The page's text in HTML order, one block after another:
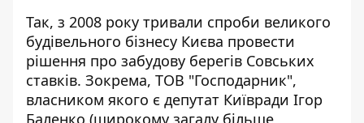
Так, з 2008 року тривали спроби великого
будівельного бізнесу Києва провести
рішення про забудову берегів Совських
ставків. Зокрема, ТОВ "Господарник",
власником якого є депутат Київради Ігор
Баленко (широкому загалу більше